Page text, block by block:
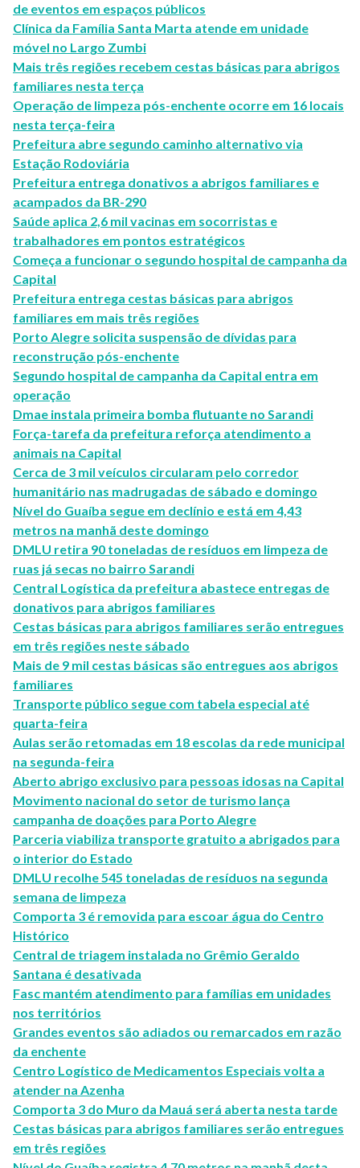
de eventos em espaços públicos
Clínica da Família Santa Marta atende em unidade
móvel no Largo Zumbi
Mais três regiões recebem cestas básicas para abrigos
familiares nesta terça
Operação de limpeza pós-enchente ocorre em 16 locais
nesta terça-feira
Prefeitura abre segundo caminho alternativo via
Estação Rodoviária
Prefeitura entrega donativos a abrigos familiares e
acampados da BR-290
Saúde aplica 2,6 mil vacinas em socorristas e
trabalhadores em pontos estratégicos
Começa a funcionar o segundo hospital de campanha da
Capital
Prefeitura entrega cestas básicas para abrigos
familiares em mais três regiões
Porto Alegre solicita suspensão de dívidas para
reconstrução pós-enchente
Segundo hospital de campanha da Capital entra em
operação
Dmae instala primeira bomba flutuante no Sarandi
Força-tarefa da prefeitura reforça atendimento a
animais na Capital
Cerca de 3 mil veículos circularam pelo corredor
humanitário nas madrugadas de sábado e domingo
Nível do Guaíba segue em declínio e está em 4,43
metros na manhã deste domingo
DMLU retira 90 toneladas de resíduos em limpeza de
ruas já secas no bairro Sarandi
Central Logística da prefeitura abastece entregas de
donativos para abrigos familiares
Cestas básicas para abrigos familiares serão entregues
em três regiões neste sábado
Mais de 9 mil cestas básicas são entregues aos abrigos
familiares
Transporte público segue com tabela especial até
quarta-feira
Aulas serão retomadas em 18 escolas da rede municipal
na segunda-feira
Aberto abrigo exclusivo para pessoas idosas na Capital
Movimento nacional do setor de turismo lança
campanha de doações para Porto Alegre
Parceria viabiliza transporte gratuito a abrigados para
o interior do Estado
DMLU recolhe 545 toneladas de resíduos na segunda
semana de limpeza
Comporta 3 é removida para escoar água do Centro
Histórico
Central de triagem instalada no Grêmio Geraldo
Santana é desativada
Fasc mantém atendimento para famílias em unidades
nos territórios
Grandes eventos são adiados ou remarcados em razão
da enchente
Centro Logístico de Medicamentos Especiais volta a
atender na Azenha
Comporta 3 do Muro da Mauá será aberta nesta tarde
Cestas básicas para abrigos familiares serão entregues
em três regiões